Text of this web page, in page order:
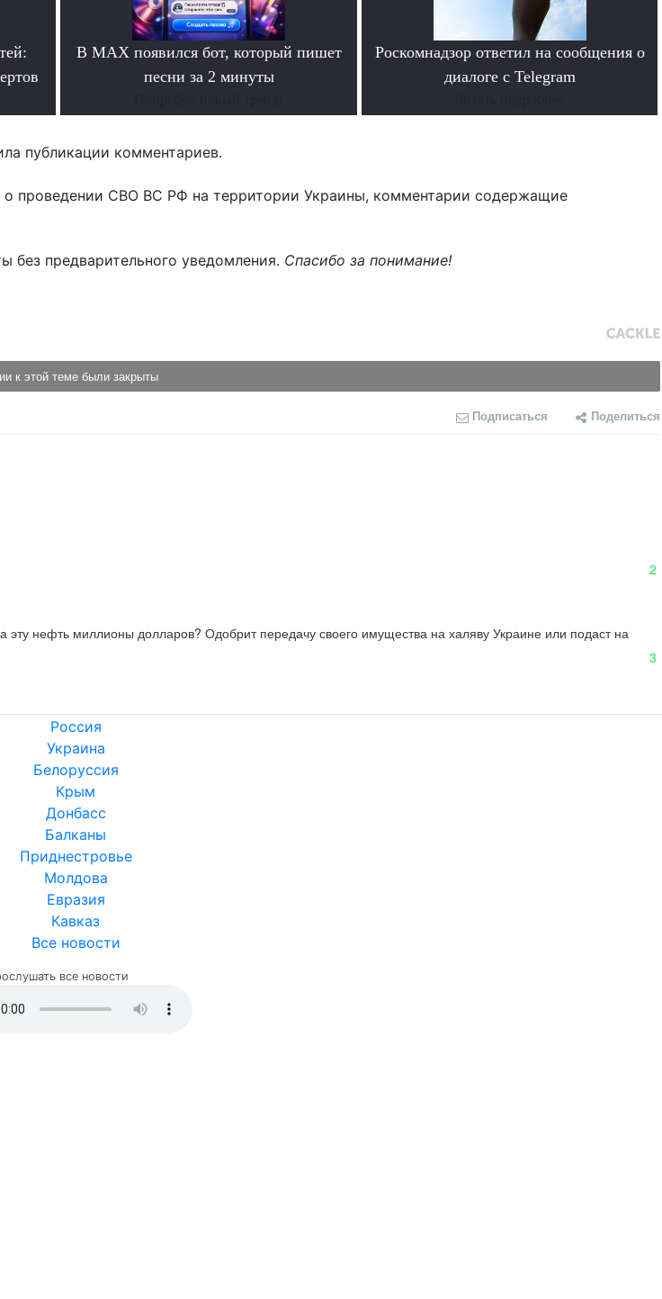
В MAX появился бот, который пишет
песни за 2 минуты
Роскомнадзор ответил на сообщения о
диалоге с Telegram
публикации комментариев.
о проведении СВО ВС РФ на территории Украины, комментарии содержащие
без предварительного уведомления. Спасибо за понимание!
к этой теме были закрыты
Подписаться Поделиться
2
эту нефть миллионы долларов? Одобрит передачу своего имущества на халяву Украине или подаст на
3
Россия
Украина
Белоруссия
Крым
Донбасс
Балканы
Приднестровье
Молдова
Евразия
Кавказ
Все новости
все новости